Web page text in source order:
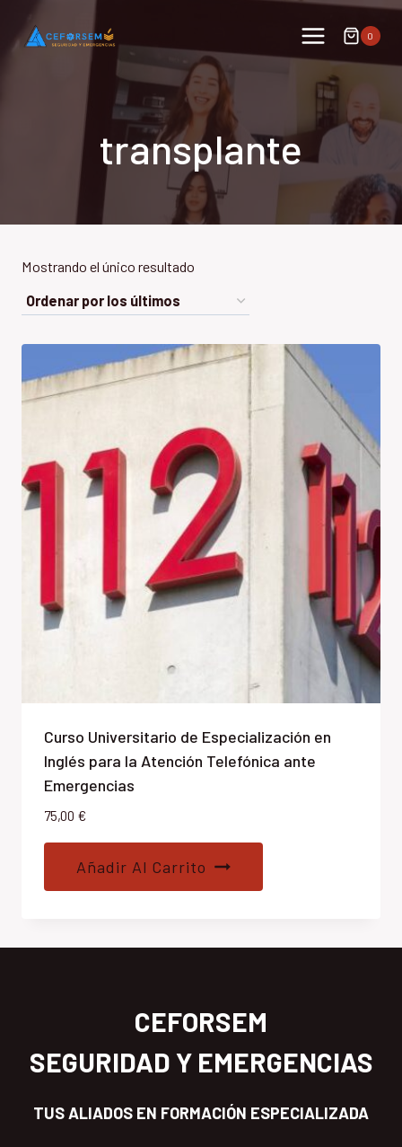
0
transplante
Mostrando el único resultado
Curso Universitario de Especialización en
Inglés para la Atención Telefónica ante
Emergencias
75,00 €
Añadir Al Carrito
CEFORSEM
SEGURIDAD Y EMERGENCIAS
TUS ALIADOS EN FORMACIÓN ESPECIALIZADA